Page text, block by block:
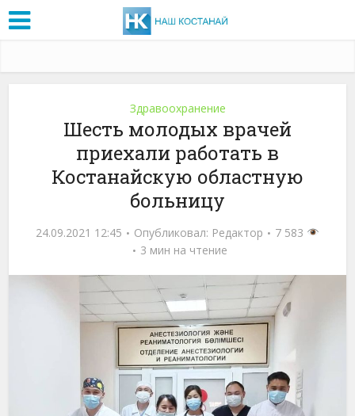
Здравоохранение
Шесть молодых врачей
приехали работать в
Костанайскую областную
больницу
24.09.2021 12:45 Опубликовал: Редактор
7 583
3 мин на чтение